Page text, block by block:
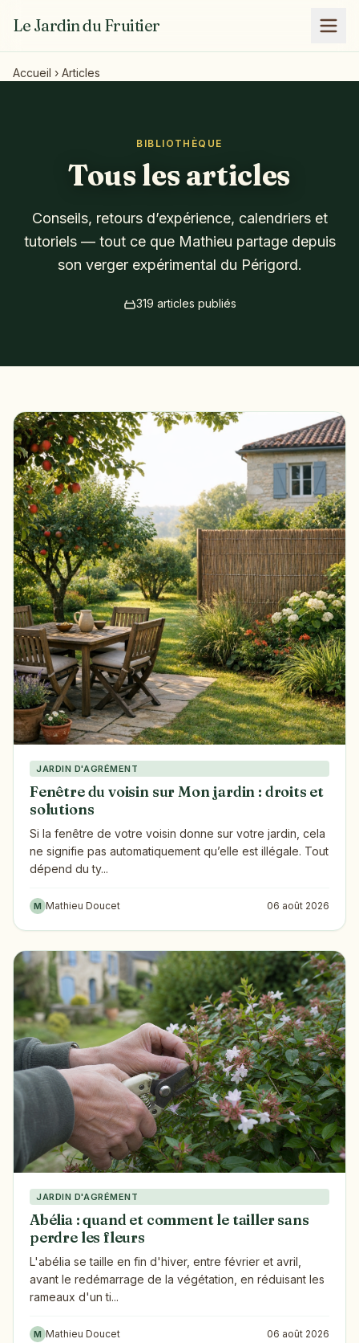
Le Jardin du Fruitier
Accueil › Articles
BIBLIOTHÈQUE
Tous les articles
Conseils, retours d’expérience, calendriers et
tutoriels — tout ce que Mathieu partage depuis
son verger expérimental du Périgord.
319 articles publiés
JARDIN D'AGRÉMENT
Fenêtre du voisin sur Mon jardin : droits et
solutions
Si la fenêtre de votre voisin donne sur votre jardin, cela
ne signifie pas automatiquement qu’elle est illégale. Tout
dépend du ty...
M Mathieu Doucet 06 août 2026
JARDIN D'AGRÉMENT
Abélia : quand et comment le tailler sans
perdre les fleurs
L'abélia se taille en fin d'hiver, entre février et avril,
avant le redémarrage de la végétation, en réduisant les
rameaux d'un ti...
M Mathieu Doucet 06 août 2026